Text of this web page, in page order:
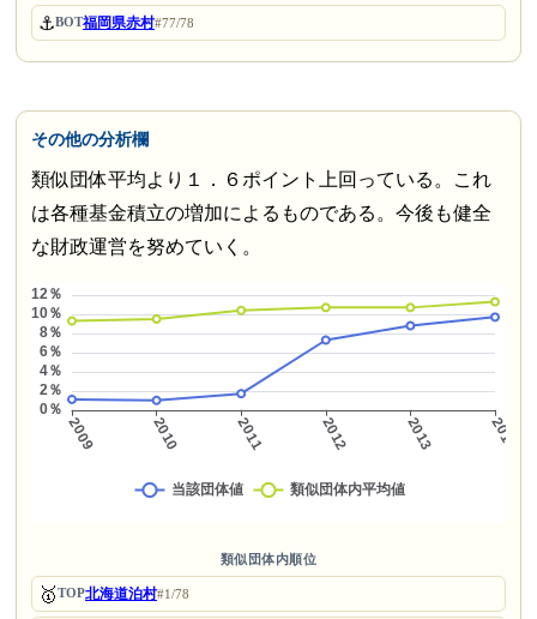
⚓BOT福岡県赤村#77/78
その他の分析欄
類似団体平均より１．６ポイント上回っている。これ
は各種基金積立の増加によるものである。今後も健全
な財政運営を努めていく。
類似団体内順位
🥇TOP北海道泊村#1/78